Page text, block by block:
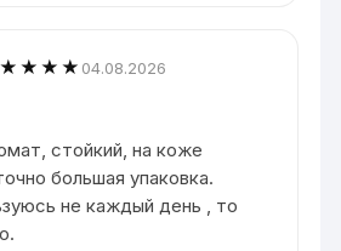
04.08.2026
стойкий, на коже
большая упаковка.
не каждый день , то